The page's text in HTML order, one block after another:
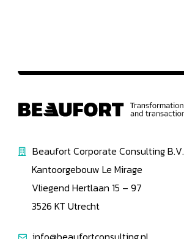
Beaufort Corporate Consulting B.V.
Kantoorgebouw Le Mirage
Vliegend Hertlaan 15 – 97
3526 KT Utrecht